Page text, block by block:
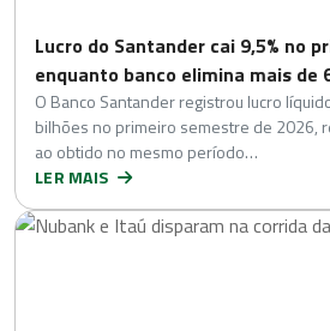
Lucro do Santander cai 9,5% no
enquanto banco elimina mais de
O Banco Santander registrou lucro
bilhões no primeiro semestre de 2026,
ao obtido no mesmo período…
LER MAIS